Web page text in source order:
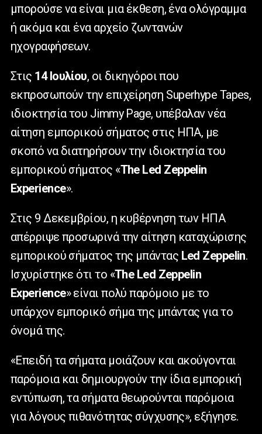
μπορούσε να είναι μια έκθεση, ένα ολόγραμμα
ή ακόμα και ένα αρχείο ζωντανών
ηχογραφήσεων.
Στις 14 Ιουλίου, οι δικηγόροι που
εκπροσωπούν την επιχείρηση Superhype Tapes,
ιδιοκτησία του Jimmy Page, υπέβαλαν νέα
αίτηση εμπορικού σήματος στις ΗΠΑ, με
σκοπό να διατηρήσουν την ιδιοκτησία του
εμπορικού σήματος «The Led Zeppelin
Experience».
Στις 9 Δεκεμβρίου, η κυβέρνηση των ΗΠΑ
απέρριψε προσωρινά την αίτηση καταχώρισης
εμπορικού σήματος της μπάντας Led Zeppelin.
Ισχυρίστηκε ότι το «The Led Zeppelin
Experience» είναι πολύ παρόμοιο με το
υπάρχον εμπορικό σήμα της μπάντας για το
όνομά της.
«Επειδή τα σήματα μοιάζουν και ακούγονται
παρόμοια και δημιουργούν την ίδια εμπορική
εντύπωση, τα σήματα θεωρούνται παρόμοια
για λόγους πιθανότητας σύγχυσης», εξήγησε.